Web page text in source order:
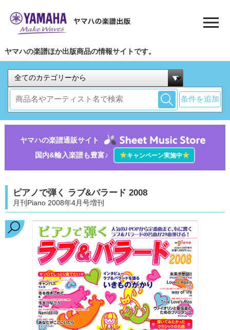
ヤマハの楽譜ほか出版商品の情報サイトです。
条件を追加
ヤマハの楽譜通販サイト
国内&輸入楽譜も豊富♪
★キャンペーン実施中★
ピアノで弾く ラブ&バラード 2008
月刊Piano 2008年4月号増刊